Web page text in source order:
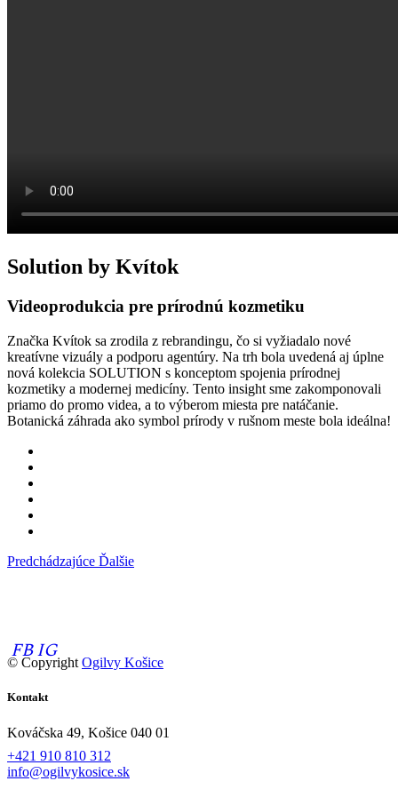
Solution by Kvítok
Videoprodukcia pre prírodnú kozmetiku
Značka Kvítok sa zrodila z rebrandingu, čo si vyžiadalo nové
kreatívne vizuály a podporu agentúry. Na trh bola uvedená aj úplne
nová kolekcia SOLUTION s konceptom spojenia prírodnej
kozmetiky a modernej medicíny. Tento insight sme zakomponovali
priamo do promo videa, a to výberom miesta pre natáčanie.
Botanická záhrada ako symbol prírody v rušnom meste bola ideálna!
Predchádzajúce Ďalšie
FBIG
© Copyright Ogilvy Košice
Kontakt
Kováčska 49, Košice 040 01
+421 910 810 312
info@ogilvykosice.sk